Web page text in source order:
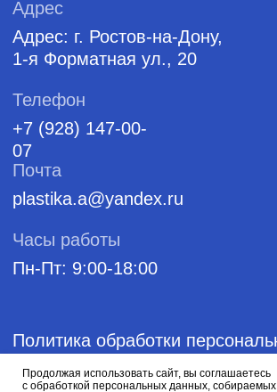
Продолжая использовать сайт, вы соглашаетесь
с обработкой персональных данных, собираемых